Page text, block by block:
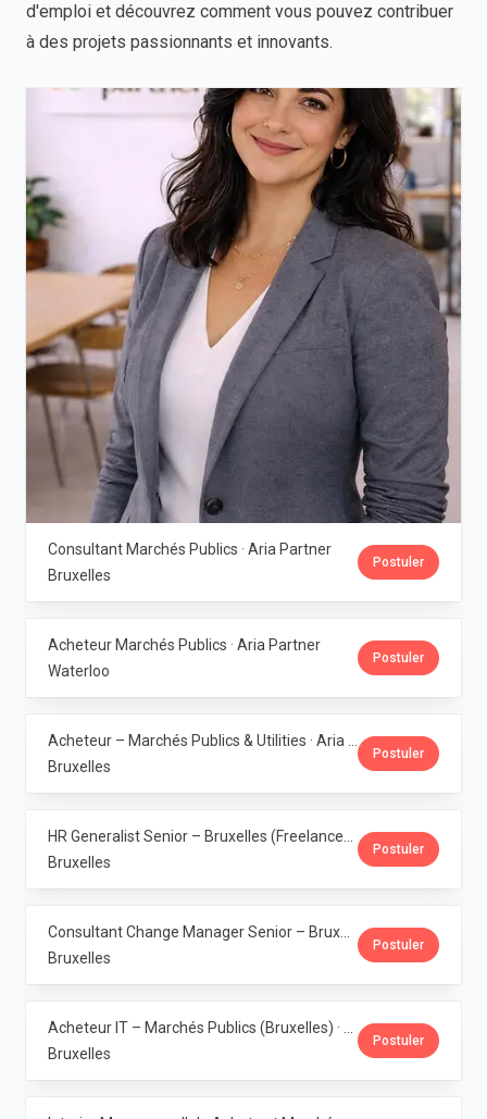
d'emploi et découvrez comment vous pouvez contribuer
à des projets passionnants et innovants.
Consultant Marchés Publics · Aria Partner
Bruxelles
Postuler
Acheteur Marchés Publics · Aria Partner
Waterloo
Postuler
Bruxelles
Postuler
Bruxelles
Postuler
Bruxelles
Postuler
Bruxelles
Postuler